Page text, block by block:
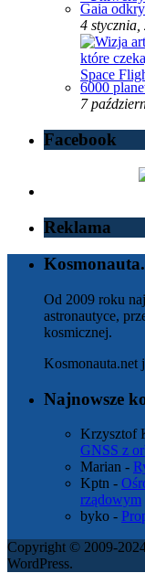
Gaia
4 stycznia,
6000
7
Facebook
Reklama
Od 2009 roku
astronautyce,
kosmicznej.
Kosmonauta.net
Najnowsze
Krzysztof
GNSS z
Marian -
Kptn -
rządowym
byko -
Copyright © 2009-
WordPress.